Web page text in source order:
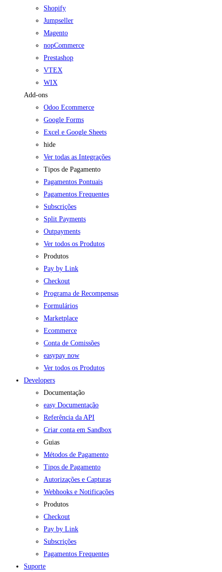
Shopify
Jumpseller
Magento
nopCommerce
Prestashop
VTEX
WIX
Add-ons
Odoo Ecommerce
Google Forms
Excel e Google Sheets
hide
Ver todas as Integrações
Tipos de Pagamento
Pagamentos Pontuais
Pagamentos Frequentes
Subscrições
Split Payments
Outpayments
Ver todos os Produtos
Produtos
Pay by Link
Checkout
Programa de Recompensas
Formulários
Marketplace
Ecommerce
Conta de Comissões
easypay now
Ver todos os Produtos
Developers
Documentação
easy Documentação
Referência da API
Criar conta em Sandbox
Guias
Métodos de Pagamento
Tipos de Pagamento
Autorizações e Capturas
Webhooks e Notificações
Produtos
Checkout
Pay by Link
Subscrições
Pagamentos Frequentes
Suporte